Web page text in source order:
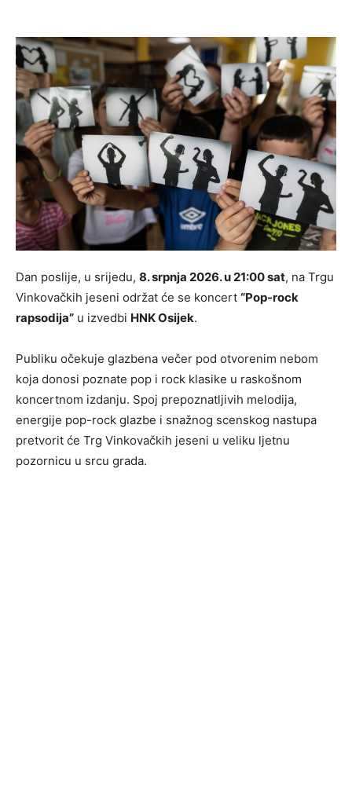
Dan poslije, u srijedu, 8. srpnja 2026. u 21:00 sat, na Trgu
Vinkovačkih jeseni održat će se koncert “Pop-rock
rapsodija” u izvedbi HNK Osijek.
Publiku očekuje glazbena večer pod otvorenim nebom
koja donosi poznate pop i rock klasike u raskošnom
koncertnom izdanju. Spoj prepoznatljivih melodija,
energije pop-rock glazbe i snažnog scenskog nastupa
pretvorit će Trg Vinkovačkih jeseni u veliku ljetnu
pozornicu u srcu grada.